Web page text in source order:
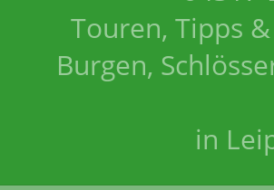
Touren, Tipps
Burgen,
in